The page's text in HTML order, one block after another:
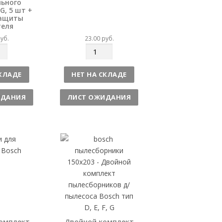
5 шт +
23.00 руб.
л
и
ч
е
о
НЕТ НА СКЛАДЕ
ЛИСТ ОЖИДАНИЯ